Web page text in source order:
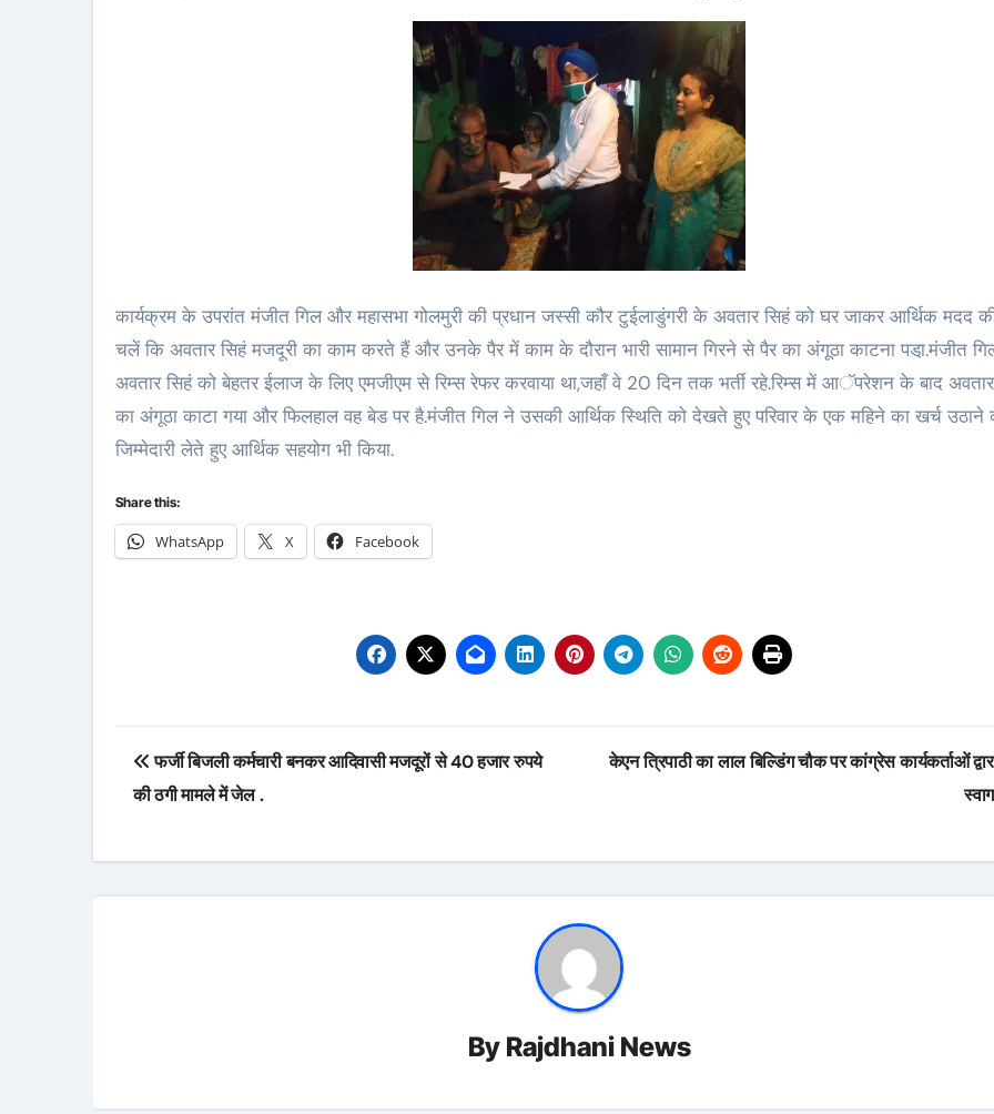
कार्यक्रम के उपरांत मंजीत गिल और महासभा गोलमुरी की प्रधान जस्सी कौर टुईलाडुंगरी के अवतार सिहं को घर जाकर आर्थिक मदद
चलें कि अवतार सिहं मजदूरी का काम करते हैं और उनके पैर में काम के दौरान भारी सामान गिरने से पैर का अंगूठा काटना पडा़.मंजीत
अवतार सिहं को बेहतर ईलाज के लिए एमजीएम से रिम्स रेफर करवाया था,जहाँ वे 20 दिन तक भर्ती रहे.रिम्स में आॅपरेशन के बाद
का अंगूठा काटा गया और फिलहाल वह बेड पर है.मंजीत गिल ने उसकी आर्थिक स्थिति को देखते हुए परिवार के एक महिने का खर्च उठाने
जिम्मेदारी लेते हुए आर्थिक सहयोग भी किया.
Share this:
WhatsApp X Facebook
Post
navigation
फर्जी बिजली कर्मचारी बनकर आदिवासी मजदूरों से 40 हजार रुपये
की ठगी मामले में जेल .
केएन त्रिपाठी का लाल बिल्डिंग चौक पर कांग्रेस कार्यकर्ताओं
By Rajdhani News